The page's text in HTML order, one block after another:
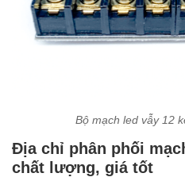
Bộ mạch led vẫy 12
Địa chỉ phân phối
chất lượng, giá tốt